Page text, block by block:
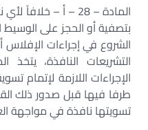
المادة – 28 – أ –
بتصفية أو الحجز على
الشروع في إجراءات الإفلاس
التشريعات النافذة، يتخذ
الإجراءات اللازمة لإتمام
طرفا فيها قبل صدور ذلك
تسويتها نافذة في مواجهة